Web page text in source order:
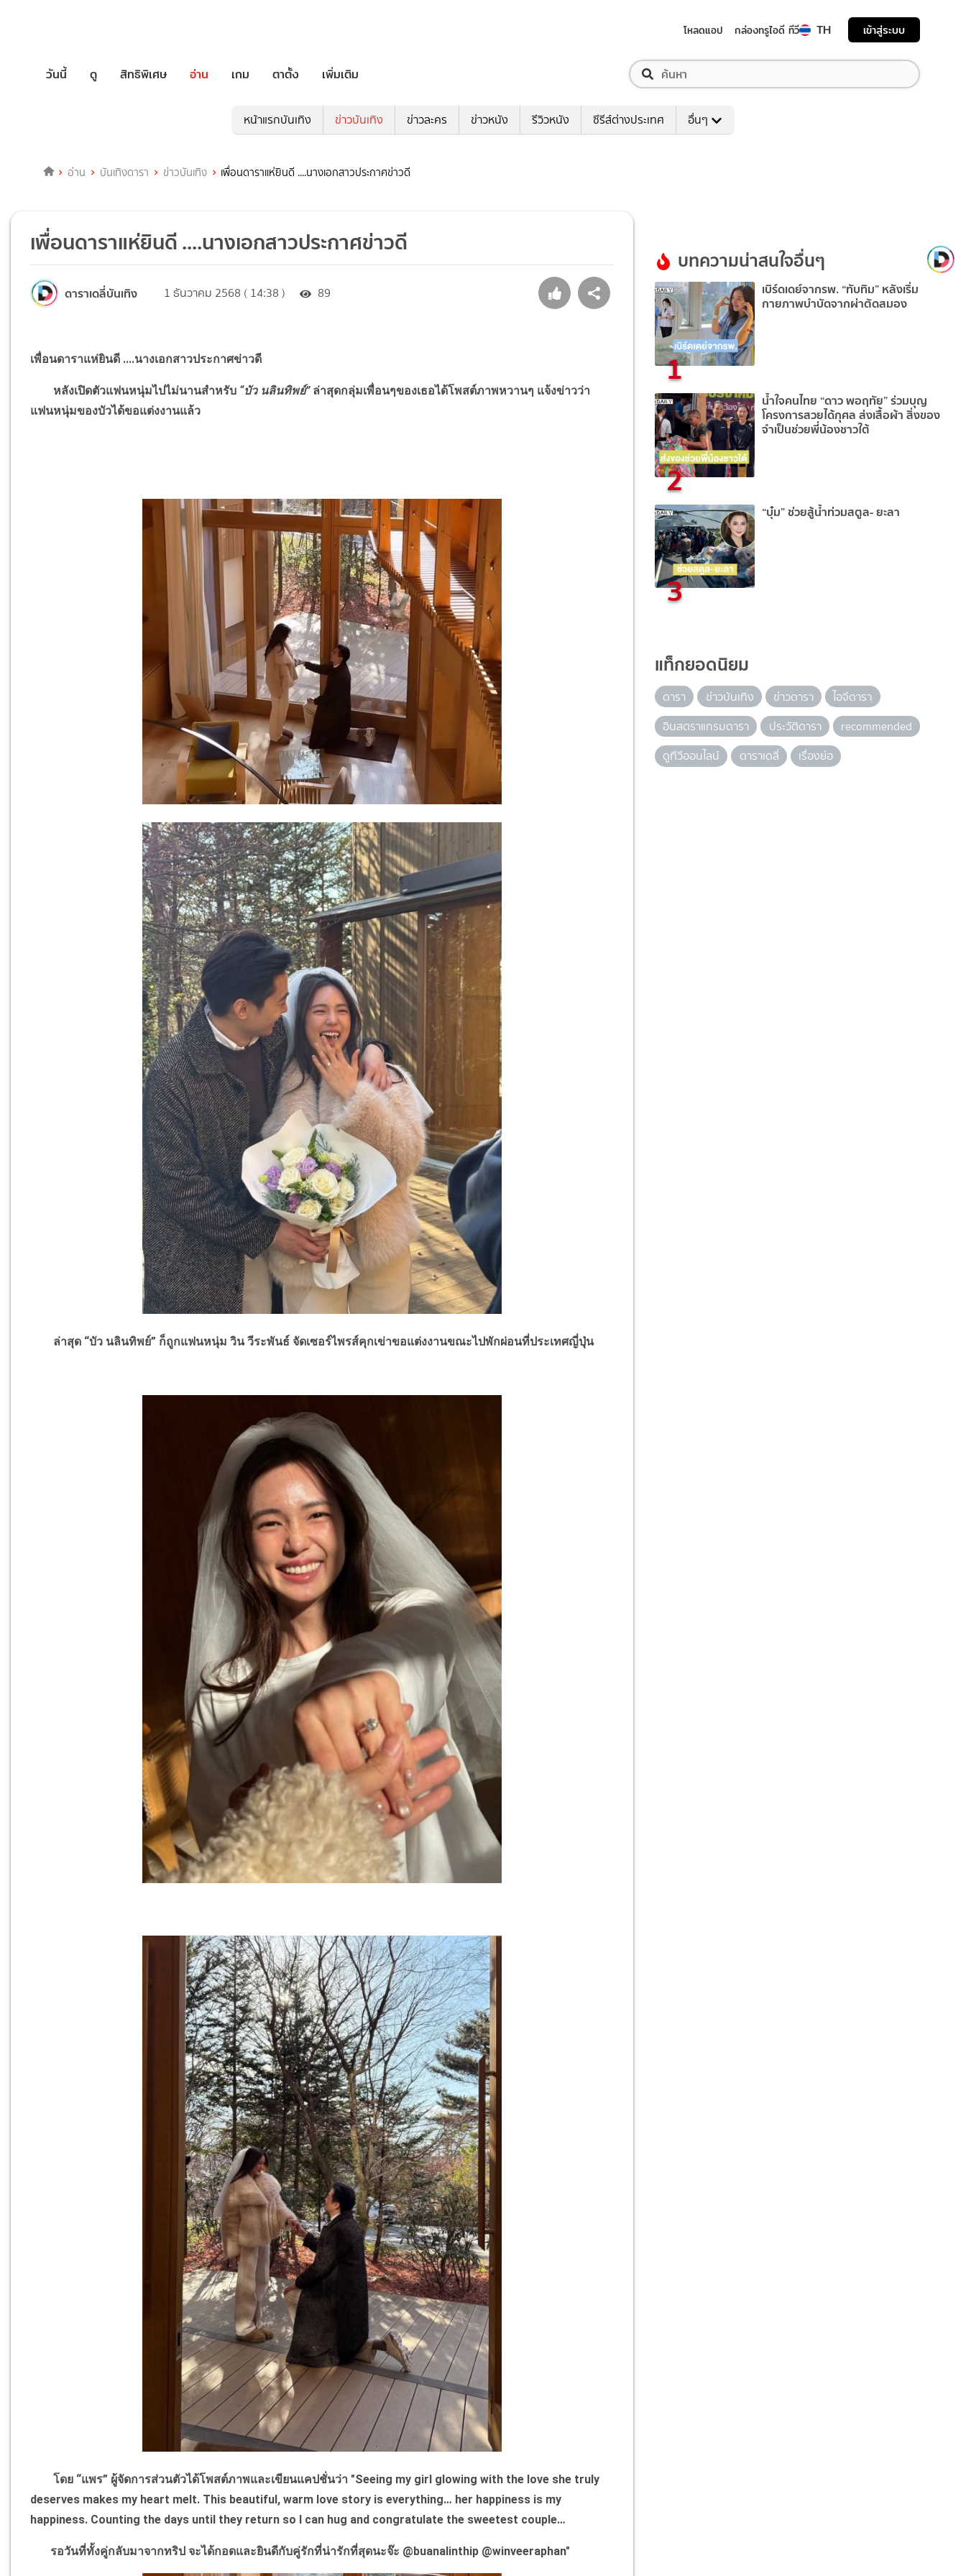
โหลดแอป กล่องทรูไอดี ทีวี TH เข้าสู่ระบบ
วันนี้ ดู สิทธิพิเศษ อ่าน เกม ตาตั้ง เพิ่มเติม
หน้าแรกบันเทิง ข่าวบันเทิง ข่าวละคร ข่าวหนัง รีวิวหนัง ซีรีส์ต่างประเทศ อื่นๆ
อ่าน บันเทิงดารา ข่าวบันเทิง เพื่อนดาราแห่ยินดี ....นางเอกสาวประกาศข่าวดี
เพื่อนดาราแห่ยินดี ....นางเอกสาวประกาศข่าวดี
ดาราเดลี่บันเทิง 1 ธันวาคม 2568 ( 14:38 ) 89
เพื่อนดาราแห่ยินดี ....นางเอกสาวประกาศข่าวดี
หลังเปิดตัวแฟนหนุ่มไปไม่นานสำหรับ “บัว นลินทิพย์” ล่าสุดกลุ่มเพื่อนๆของเธอได้โพสต์ภาพหวานๆ แจ้งข่าวว่า
แฟนหนุ่มของบัวได้ขอแต่งงานแล้ว
ล่าสุด “บัว นลินทิพย์” ก็ถูกแฟนหนุ่ม วิน วีระพันธ์ จัดเซอร์ไพรส์คุกเข่าขอแต่งงานขณะไปพักผ่อนที่ประเทศญี่ปุ่น
โดย “แพร” ผู้จัดการส่วนตัวได้โพสต์ภาพและเขียนแคปชั่นว่า "Seeing my girl glowing with the love she truly
deserves makes my heart melt. This beautiful, warm love story is everything… her happiness is my
happiness. Counting the days until they return so I can hug and congratulate the sweetest couple…
รอวันที่ทั้งคู่กลับมาจากทริป จะได้กอดและยินดีกับคู่รักที่น่ารักที่สุดนะจ๊ะ @buanalinthip @winveeraphan"
บทความน่าสนใจอื่นๆ
1
เบิร์ดเดย์จากรพ. “ทับทิม” หลังเริ่ม
กายภาพบำบัดจากผ่าตัดสมอง
2
น้ำใจคนไทย “ดาว พอฤทัย” ร่วมบุญ
โครงการสวยได้กุศล ส่งเสื้อผ้า สิ่งของ
จำเป็นช่วยพี่น้องชาวใต้
3
“บุ๋ม” ช่วยสู้น้ำท่วมสตูล- ยะลา
แท็กยอดนิยม
ดารา ข่าวบันเทิง ข่าวดารา
ไอจีดารา
อินสตราแกรมดารา
ประวัติดารา
recommended
ดูทีวีออนไลน์
ดาราเดลี่ เรื่องย่อ